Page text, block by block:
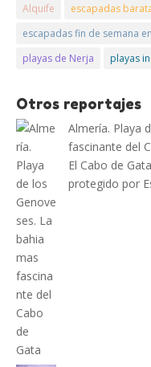
Alquife
escapadas
escapadas fin de semana
playas de Nerja
playas
Otros reportajes
Almería. Playa
fascinante del
El Cabo de
protegido por